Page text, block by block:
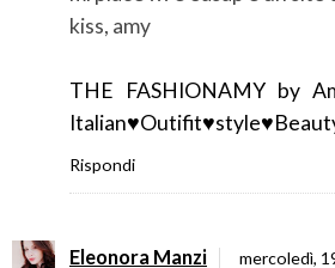
kiss, amy
THE FASHIONAMY
Rispondi
Eleonora Manzi mercoledì,